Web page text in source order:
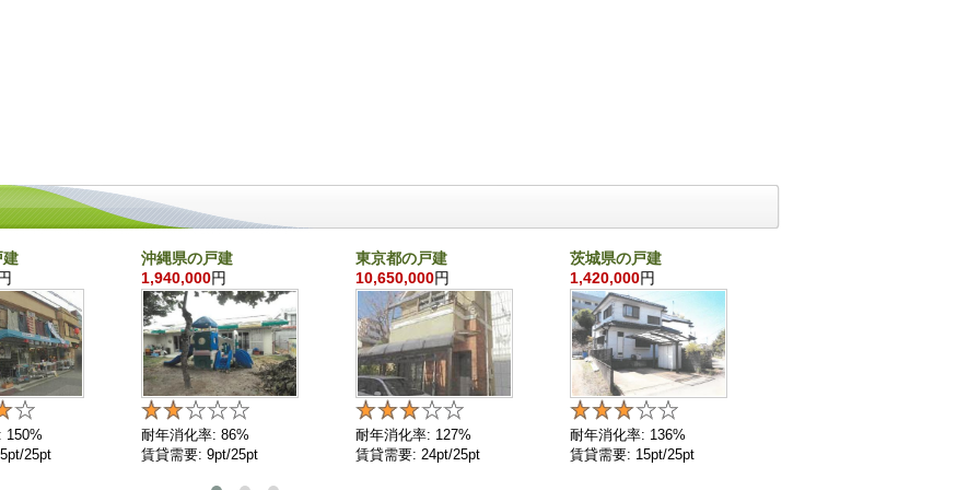
建
150%
25pt
沖縄県の戸建
1,940,000円
耐年消化率: 86%
賃貸需要: 9pt/25pt
東京都の戸建
10,650,000円
耐年消化率: 127%
賃貸需要: 24pt/25pt
茨城県の戸建
1,420,000円
耐年消化率: 136%
賃貸需要: 15pt/25pt